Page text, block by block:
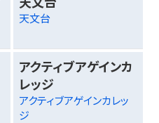
天文台
アクティブアゲインカ
レッジ
アクティブアゲインカレッ
ジ